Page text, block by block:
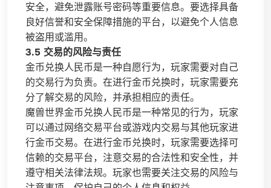
安全，避免泄露账号密码等重要信息。要选择具备
良好信誉和安全保障措施的平台，以避免个人信息
被盗用或滥用。
3.5 交易的风险与责任
金币兑换人民币是一种自愿行为，玩家需要对自己
的交易行为负责。在进行金币兑换时，玩家需要充
分了解交易的风险，并承担相应的责任。
魔兽世界金币兑换人民币是一种常见的行为，玩家
可以通过网络交易平台或游戏内交易与其他玩家进
行金币交易。在进行金币兑换时，玩家需要选择可
信赖的交易平台，注意交易的合法性和安全性，并
遵守相关法律法规。玩家也需要关注交易的风险与